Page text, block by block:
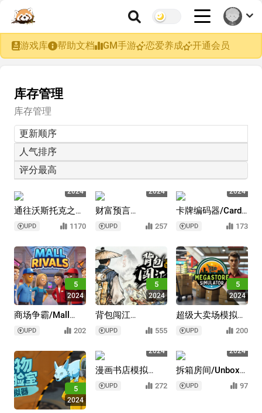
游戏库 帮助文档 GM手游 恋爱养成 开通会员
库存管理
库存管理
更新顺序
人气排序
评分最高
5
2024
通往沃斯托克之
路/Road to
Vostok
UPD 1170
5
2024
财富预言
家/Fortune Seller
UPD 257
5
2024
卡牌编码器/Card
Coder
UPD 173
5
2024
商场争霸/Mall
Rivals
UPD 202
5
2024
背包闯江
湖/Backpack
Jianghu
UPD 555
5
2024
超级大卖场模拟
器/Megastore
Simulator
UPD 200
5
2024
2024
漫画书店模拟
器/Comic Book
Store Simulator
UPD 272
2024
拆箱房间/Unbox
the Room
UPD 97